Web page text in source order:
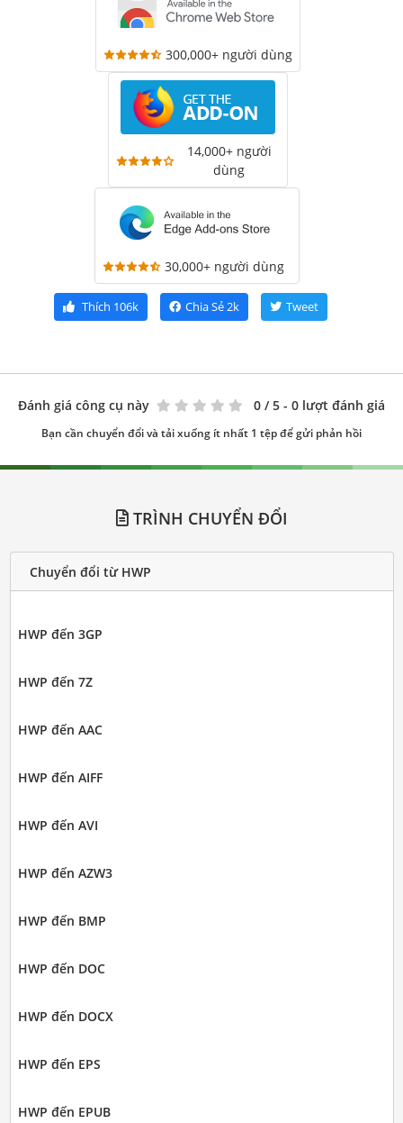
300,000+ người dùng
14,000+ người
dùng
30,000+ người dùng
Thích 106k Chia Sẻ2k Tweet
Đánh giá công cụ này 0 / 5 - 0 lượt đánh giá
Bạn cần chuyển đổi và tải xuống ít nhất 1 tệp để gửi phản hồi
TRÌNH CHUYỂN ĐỔI
Chuyển đổi từ HWP
HWP đến 3GP
HWP đến 7Z
HWP đến AAC
HWP đến AIFF
HWP đến AVI
HWP đến AZW3
HWP đến BMP
HWP đến DOC
HWP đến DOCX
HWP đến EPS
HWP đến EPUB